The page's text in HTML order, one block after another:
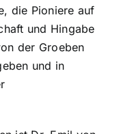
die Pioniere auf
und Hingabe
der Groeben
und in